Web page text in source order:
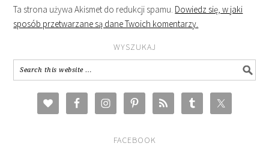
Ta strona używa Akismet do redukcji spamu. Dowiedz się, w jaki
sposób przetwarzane są dane Twoich komentarzy.
WYSZUKAJ
FACEBOOK